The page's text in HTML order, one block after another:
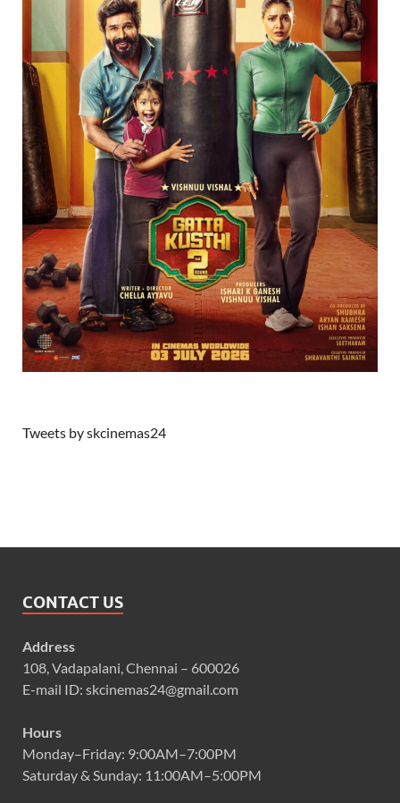
Tweets by skcinemas24
CONTACT US
Address
108, Vadapalani, Chennai – 600026
E-mail ID: skcinemas24@gmail.com
Hours
Monday–Friday: 9:00AM–7:00PM
Saturday & Sunday: 11:00AM–5:00PM